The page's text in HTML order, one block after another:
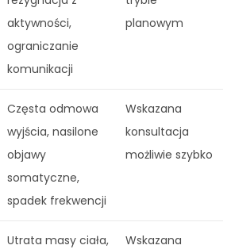
aktywności,
ograniczanie
komunikacji
planowym
Częsta odmowa
wyjścia, nasilone
objawy
somatyczne,
spadek frekwencji
Wskazana
konsultacja
możliwie szybko
Utrata masy ciała,
Wskazana